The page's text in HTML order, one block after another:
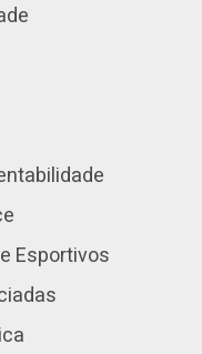
Esportivos